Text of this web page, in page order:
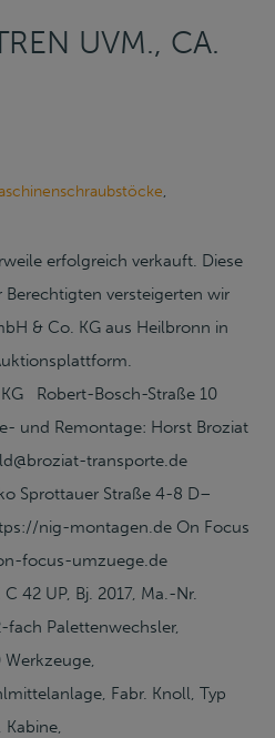
UVM., CA.
,
erfolgreich verkauft. Diese
versteigerten wir
& Co. KG aus Heilbronn in
Robert-Bosch-Straße 10
und Remontage: Horst Broziat
transporte.de
Sprottauer Straße 4-8 D–
nig-montagen.de On Focus
focus-umzuege.de
42 UP, Bj. 2017, Ma.-Nr.
fach Palettenwechsler,
Fabr. Knoll, Typ
Kabine,